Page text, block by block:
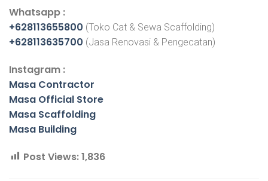
Whatsapp :
+628113655800 (Toko Cat & Sewa Scaffolding)
+628113635700 (Jasa Renovasi & Pengecatan)
Instagram :
Masa Contractor
Masa Official Store
Masa Scaffolding
Masa Building
Post Views:1,836